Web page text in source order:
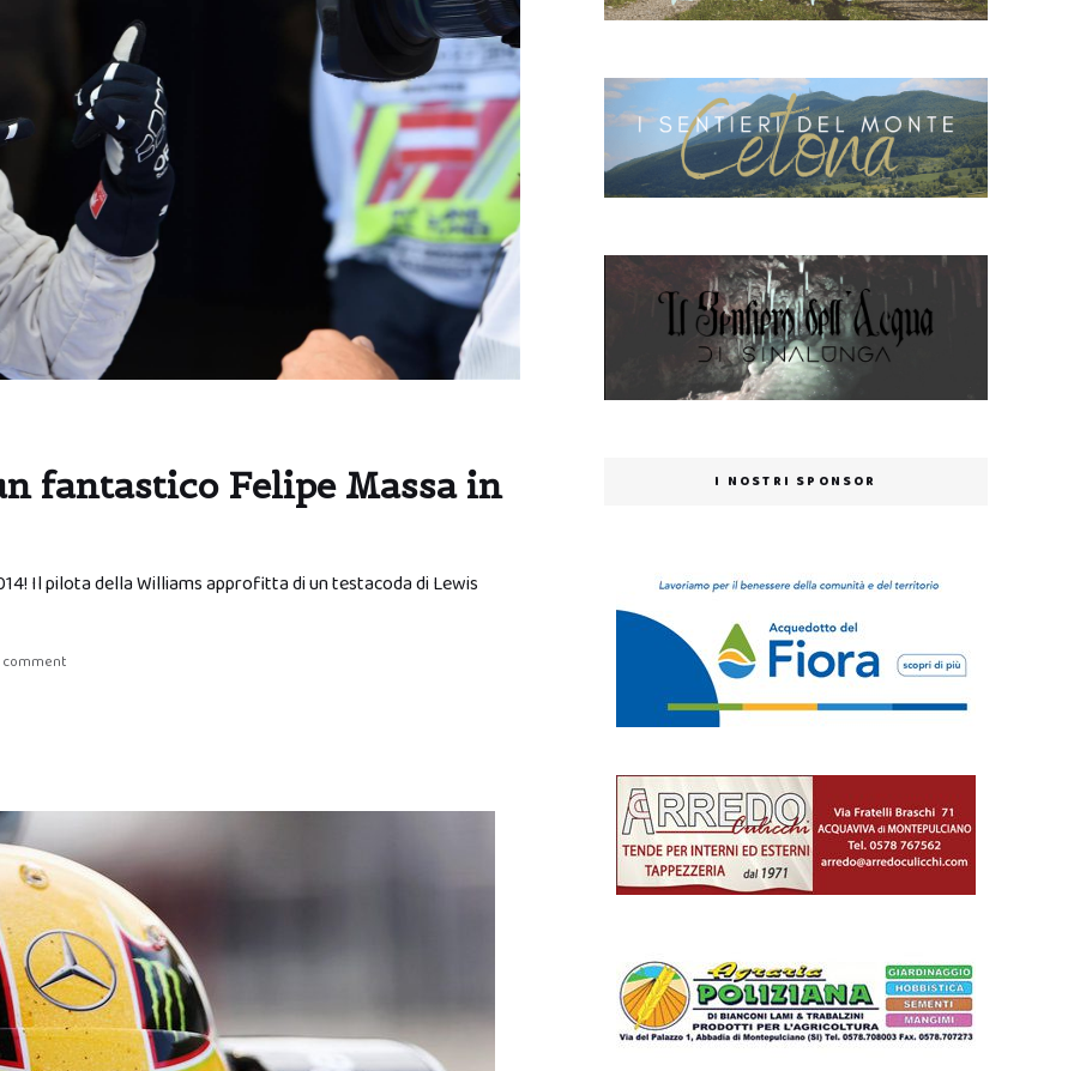
fantastico Felipe Massa in
Il pilota della Williams approfitta di un testacoda di Lewis
comment
I NOSTRI SPONSOR